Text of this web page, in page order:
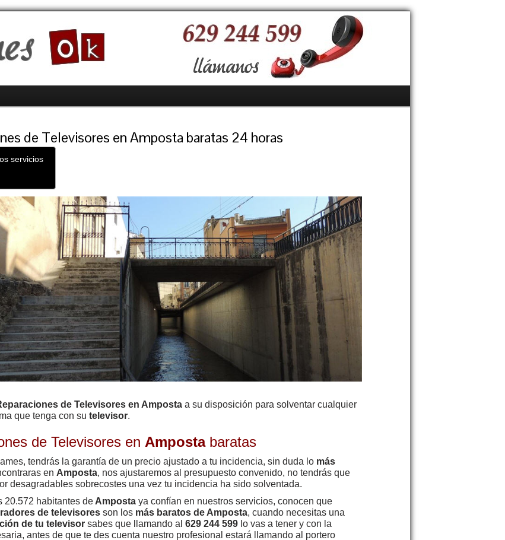
de Televisores en Amposta baratas 24 horas
servicios
de Televisores en Amposta a su disposición para solventar cualquier
que tenga con su televisor.
de Televisores en Ampostabaratas
tendrás la garantía de un precio ajustado a tu incidencia, sin duda lo más
en Amposta, nos ajustaremos al presupuesto convenido, no tendrás que
desagradables sobrecostes una vez tu incidencia ha sido solventada.
20.572 habitantes de Amposta ya confían en nuestros servicios, conocen que
de televisores son los más baratos de Amposta, cuando necesitas una
de tu televisor sabes que llamando al 629 244 599 lo vas a tener y con la
antes de que te des cuenta nuestro profesional estará llamando al portero